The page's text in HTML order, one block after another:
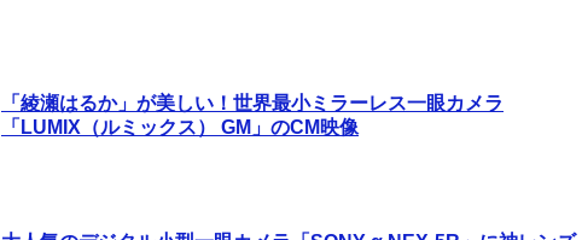
「綾瀬はるか」が美しい！世界最小ミラーレス一眼カメラ
「LUMIX（ルミックス） GM」のCM映像